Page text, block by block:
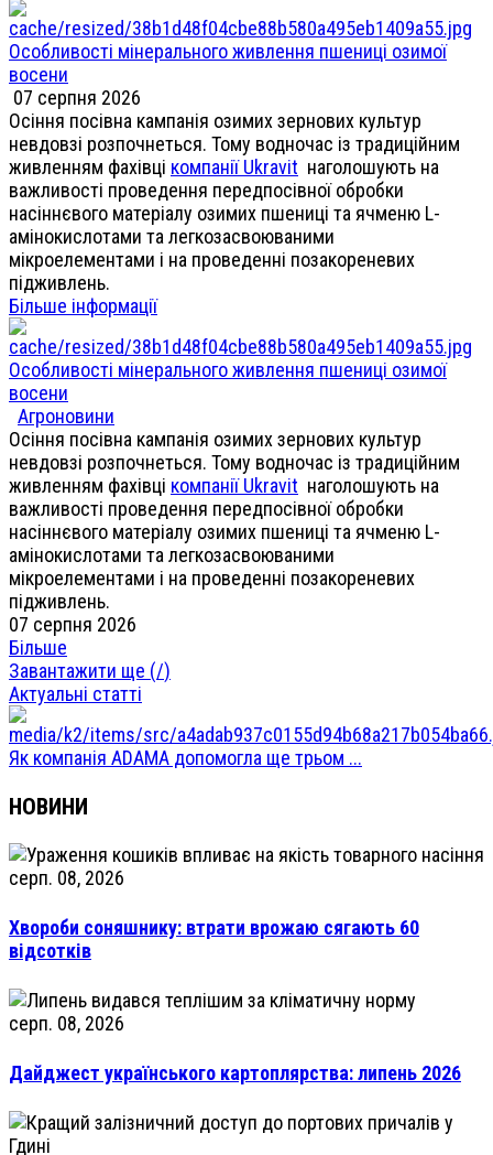
Особливості мінерального живлення пшениці озимої
восени
07 серпня 2026
Осіння посівна кампанія озимих зернових культур
невдовзі розпочнеться. Тому водночас із традиційним
живленням фахівці компанії Ukravit наголошують на
важливості проведення передпосівної обробки
насіннєвого матеріалу озимих пшениці та ячменю L-
амінокислотами та легкозасвоюваними
мікроелементами і на проведенні позакореневих
підживлень.
Більше інформації
Особливості мінерального живлення пшениці озимої
восени
Агроновини
Осіння посівна кампанія озимих зернових культур
невдовзі розпочнеться. Тому водночас із традиційним
живленням фахівці компанії Ukravit наголошують на
важливості проведення передпосівної обробки
насіннєвого матеріалу озимих пшениці та ячменю L-
амінокислотами та легкозасвоюваними
мікроелементами і на проведенні позакореневих
підживлень.
07 серпня 2026
Більше
Завантажити ще (/)
Актуальні статті
Як компанія ADAMA допомогла ще трьом ...
НОВИНИ
серп. 08, 2026
Хвороби соняшнику: втрати врожаю сягають 60
відсотків
серп. 08, 2026
Дайджест українського картоплярства: липень 2026